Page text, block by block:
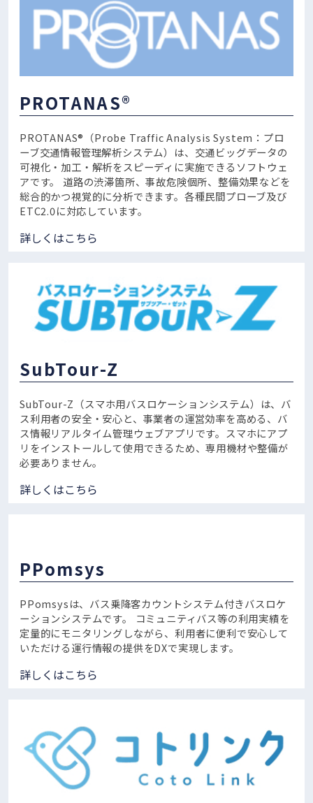
PROTANAS®
PROTANAS®（Probe Traffic Analysis System：プロ
ーブ交通情報管理解析システム）は、交通ビッグデータの
可視化・加工・解析をスピーディに実施できるソフトウェ
アです。
道路の渋滞箇所、事故危険個所、整備効果などを
総合的かつ視覚的に分析できます。各種民間プローブ及び
ETC2.0に対応しています。
詳しくはこちら
SubTour-Z
SubTour-Z（スマホ用バスロケーションシステム）は、バ
ス利用者の安全・安心と、事業者の運営効率を高める、バ
ス情報リアルタイム管理ウェブアプリです。スマホにアプ
リをインストールして使用できるため、専用機材や整備が
必要ありません。
詳しくはこちら
PPomsys
PPomsysは、バス乗降客カウントシステム付きバスロケ
ーションシステムです。
コミュニティバス等の利用実績を
定量的にモニタリングしながら、利用者に便利で安心して
いただける運行情報の提供をDXで実現します。
詳しくはこちら